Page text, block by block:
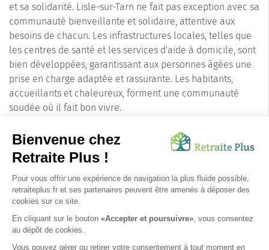
et sa solidarité. Lisle-sur-Tarn ne fait pas exception avec sa
communauté bienveillante et solidaire, attentive aux
besoins de chacun. Les infrastructures locales, telles que
les centres de santé et les services d'aide à domicile, sont
bien développées, garantissant aux personnes âgées une
prise en charge adaptée et rassurante. Les habitants,
accueillants et chaleureux, forment une communauté
soudée où il fait bon vivre.
une destination idéale pour les familles à la recherche
d'un cadre de vie paisible et enrichissant pour leurs
préservée et vie locale dynamique, cette charmante ville
du Tarn offre un environnement propice au bien-être et à
l'épanouissement des aînés.